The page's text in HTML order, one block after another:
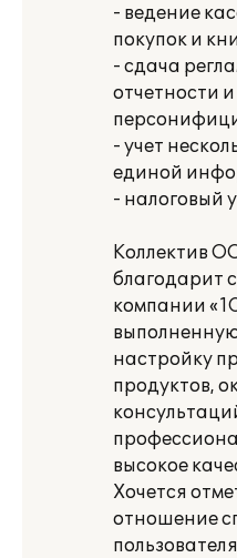
- ведение
покупок и
- сдача
отчетности и
- учет
единой
- налоговый
Коллектив
благодарит
компании
настройку
продуктов,
высокое
Хочется
отношение